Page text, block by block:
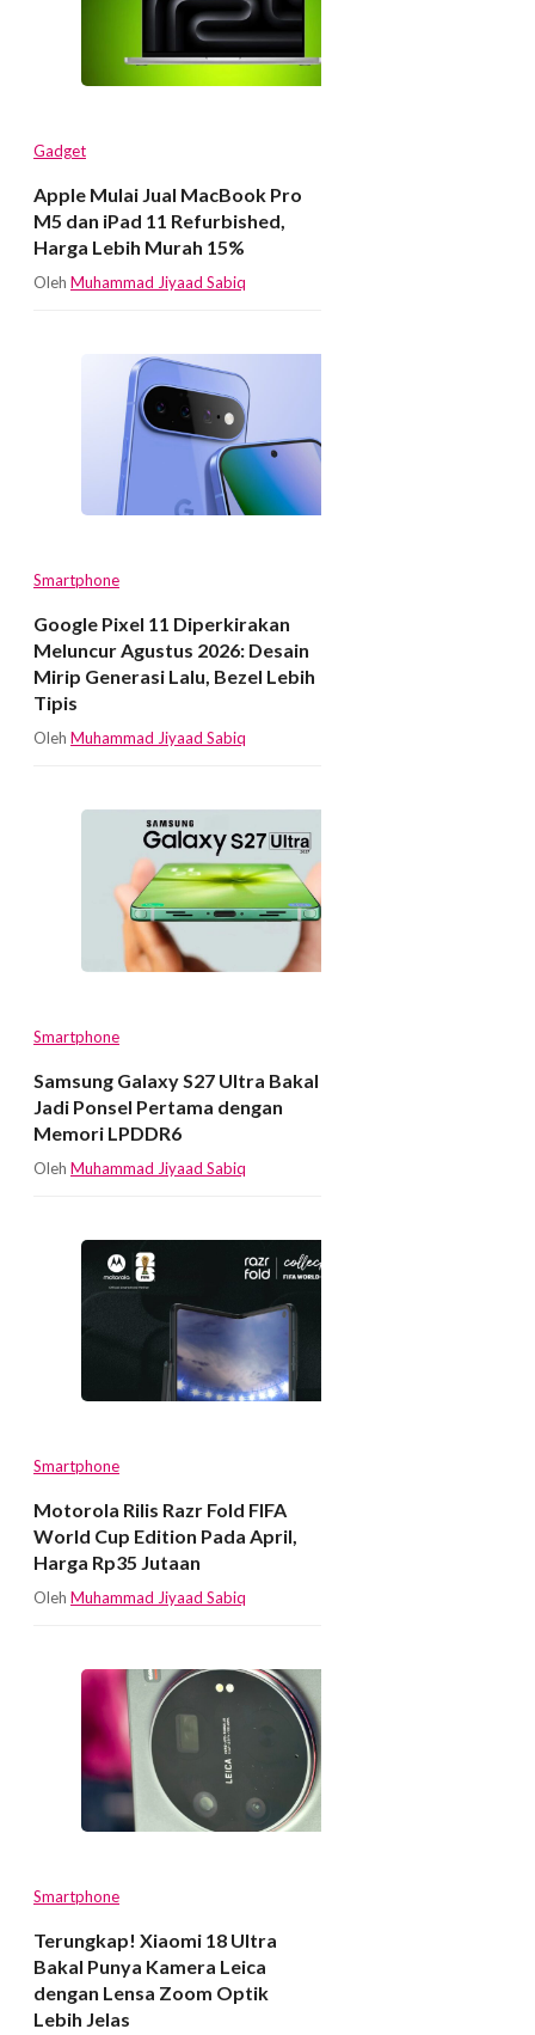
Gadget
Apple Mulai Jual MacBook Pro
M5 dan iPad 11 Refurbished,
Harga Lebih Murah 15%
Oleh Muhammad Jiyaad Sabiq
Smartphone
Google Pixel 11 Diperkirakan
Meluncur Agustus 2026: Desain
Mirip Generasi Lalu, Bezel Lebih
Tipis
Oleh Muhammad Jiyaad Sabiq
Smartphone
Samsung Galaxy S27 Ultra Bakal
Jadi Ponsel Pertama dengan
Memori LPDDR6
Oleh Muhammad Jiyaad Sabiq
Smartphone
Motorola Rilis Razr Fold FIFA
World Cup Edition Pada April,
Harga Rp35 Jutaan
Oleh Muhammad Jiyaad Sabiq
Smartphone
Terungkap! Xiaomi 18 Ultra
Bakal Punya Kamera Leica
dengan Lensa Zoom Optik
Lebih Jelas